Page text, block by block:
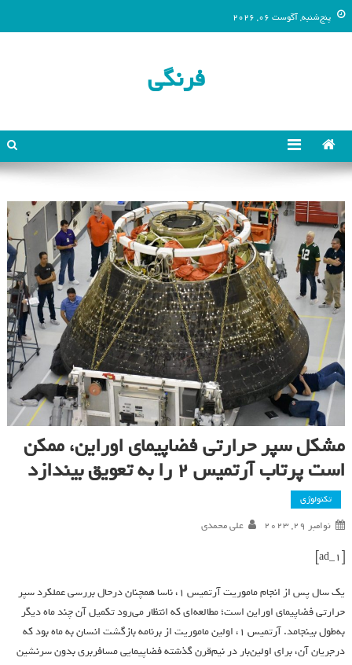
پنج‌شنبه, آگوست 06, 2026
فرنگی
مشکل سپر حرارتی فضاپیمای اوراین، ممکن
است پرتاب آرتمیس ۲ را به تعویق بیندازد
تکنولوژی
نوامبر 29, 2023 علی محمدی
یک سال پس از انجام ماموریت آرتمیس ۱، ناسا همچنان درحال بررسی عملکرد سپر
حرارتی فضاپیمای اوراین است؛ مطالعه‌ای که انتظار می‌رود تکمیل آن چند ماه دیگر
به‌طول بینجامد. آرتمیس ۱، اولین ماموریت از برنامه بازگشت انسان به ماه بود که
درجریان آن، برای اولین‌بار در نیم‌قرن گذشته فضاپیمایی مسافربری بدون سرنشین